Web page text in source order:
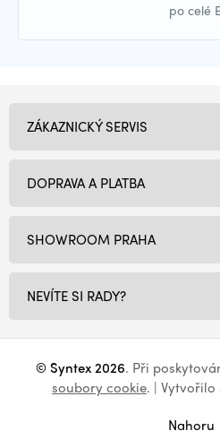
po celé
SHOWROOM PRAHA
NEVÍTE SI RADY?
ZÁKAZNICKÝ SERVIS
DOPRAVA A PLATBA
© Syntex 2026. Při
soubory cookie. | Vytvořilo
Nahoru